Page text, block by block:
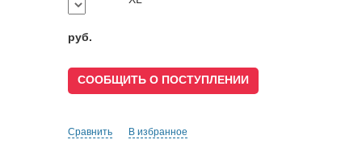
руб.
СООБЩИТЬ О ПОСТУПЛЕНИИ
Сравнить В избранное